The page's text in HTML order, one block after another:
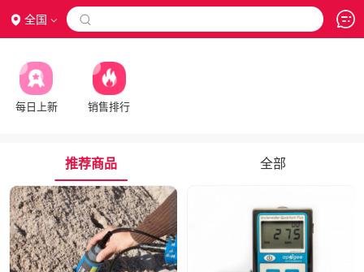
全国 
每日上新 销售排行
推荐商品 全部